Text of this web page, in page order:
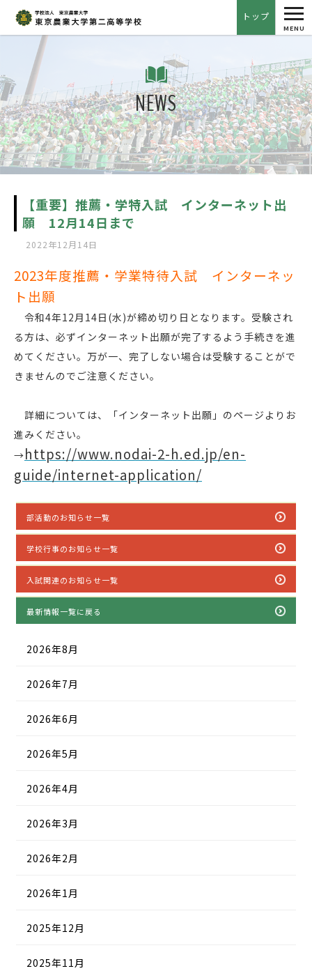
トップ
MENU
NEWS
【重要】推薦・学特入試 インターネット出
願 12月14日まで
2022年12月14日
2023年度推薦・学業特待入試 インターネッ
ト出願
令和4年12月14日(水)が締め切り日となります。受験され
る方は、必ずインターネット出願が完了するよう手続きを進
めてください。万が一、完了しない場合は受験することがで
きませんのでご注意ください。
詳細については、「インターネット出願」のページよりお
進みください。
→https://www.nodai-2-h.ed.jp/en-
guide/internet-application/
部活動のお知らせ一覧
学校行事のお知らせ一覧
入試関連のお知らせ一覧
最新情報一覧に戻る
2026年8月
2026年7月
2026年6月
2026年5月
2026年4月
2026年3月
2026年2月
2026年1月
2025年12月
2025年11月